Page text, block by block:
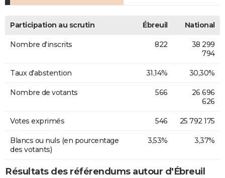
Participation au scrutin Ébreuil National
Nombre d'inscrits 822
38 299
794
Taux d'abstention 31,14% 30,30%
Nombre de votants 566
26 696
626
Votes exprimés 546 25 792 175
Blancs ou nuls (en pourcentage
des votants)
3,53% 3,37%
Résultats des référendums autour d'Ébreuil